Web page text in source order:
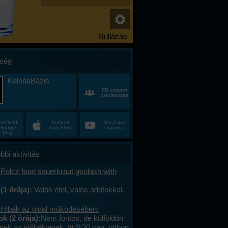
KalóriaBázis
FB csoport
csatlakozás
Play
Értékeld
App Store
YouTube
csatorna
aktivitás
food sauerkraut goulash with
órája): Valós étel, valós adatokkal.
az oldal működésében:
(2 órája):Nem fontos, de külföldön